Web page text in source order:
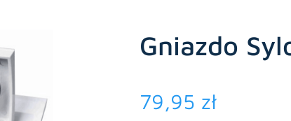
Gniazdo
79,95 zł